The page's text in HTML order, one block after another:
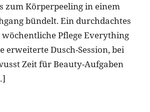
zum Körperpeeling in einem
bündelt. Ein durchdachtes
Pflege Everything
erweiterte Dusch-Session, bei
Zeit für Beauty-Aufgaben